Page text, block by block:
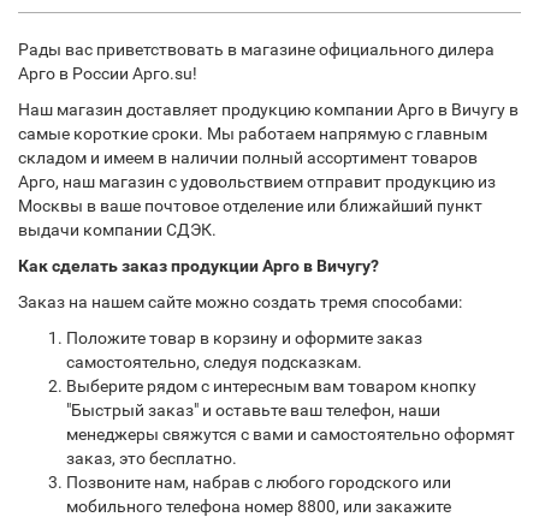
Рады вас приветствовать в магазине официального дилера
Арго в России Арго.su!
Наш магазин доставляет продукцию компании Арго в Вичугу в
самые короткие сроки. Мы работаем напрямую с главным
складом и имеем в наличии полный ассортимент товаров
Арго, наш магазин с удовольствием отправит продукцию из
Москвы в ваше почтовое отделение или ближайший пункт
выдачи компании СДЭК.
Как сделать заказ продукции Арго в Вичугу?
Заказ на нашем сайте можно создать тремя способами:
Положите товар в корзину и оформите заказ
самостоятельно, следуя подсказкам.
Выберите рядом с интересным вам товаром кнопку
"Быстрый заказ" и оставьте ваш телефон, наши
менеджеры свяжутся с вами и самостоятельно оформят
заказ, это бесплатно.
Позвоните нам, набрав с любого городского или
мобильного телефона номер 8800, или закажите